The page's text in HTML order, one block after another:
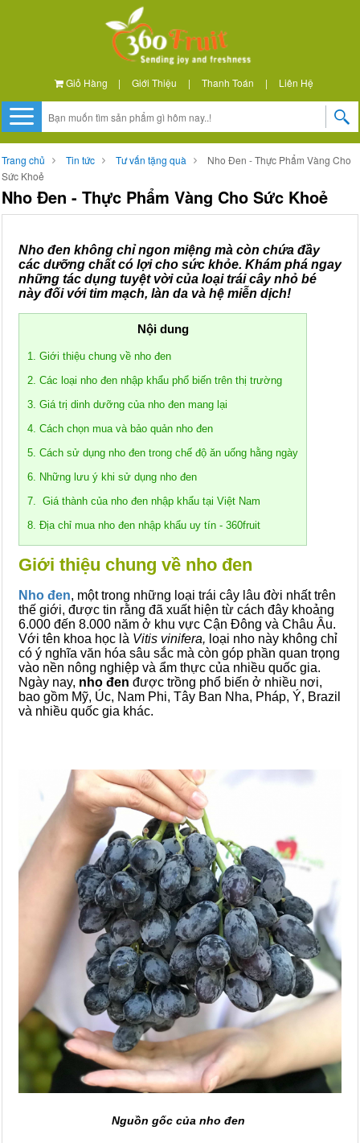
Giỏ Hàng | Giới Thiệu | Thanh Toán | Liên Hệ
Trang chủ Tin tức Tư vấn tặng quà
Nho Đen - Thực Phẩm Vàng Cho
Sức Khoẻ
Nho Đen - Thực Phẩm Vàng Cho Sức Khoẻ
Nho đen không chỉ ngon miệng mà còn chứa đầy
các dưỡng chất có lợi cho sức khỏe. Khám phá ngay
những tác dụng tuyệt vời của loại trái cây nhỏ bé
này đối với tim mạch, làn da và hệ miễn dịch!
Nội dung
1. Giới thiệu chung về nho đen
2. Các loại nho đen nhập khẩu phổ biến trên thị trường
3. Giá trị dinh dưỡng của nho đen mang lại
4. Cách chọn mua và bảo quản nho đen
5. Cách sử dụng nho đen trong chế độ ăn uống hằng ngày
6. Những lưu ý khi sử dụng nho đen
7. Giá thành của nho đen nhập khẩu tại Việt Nam
8. Địa chỉ mua nho đen nhập khẩu uy tín - 360fruit
Giới thiệu chung về nho đen
Nho đen, một trong những loại trái cây lâu đời nhất trên
thế giới, được tin rằng đã xuất hiện từ cách đây khoảng
6.000 đến 8.000 năm ở khu vực Cận Đông và Châu Âu.
Với tên khoa học là Vitis vinifera, loại nho này không chỉ
có ý nghĩa văn hóa sâu sắc mà còn góp phần quan trọng
vào nền nông nghiệp và ẩm thực của nhiều quốc gia.
Ngày nay, nho đen được trồng phổ biến ở nhiều nơi,
bao gồm Mỹ, Úc, Nam Phi, Tây Ban Nha, Pháp, Ý, Brazil
và nhiều quốc gia khác.
Nguồn gốc của nho đen